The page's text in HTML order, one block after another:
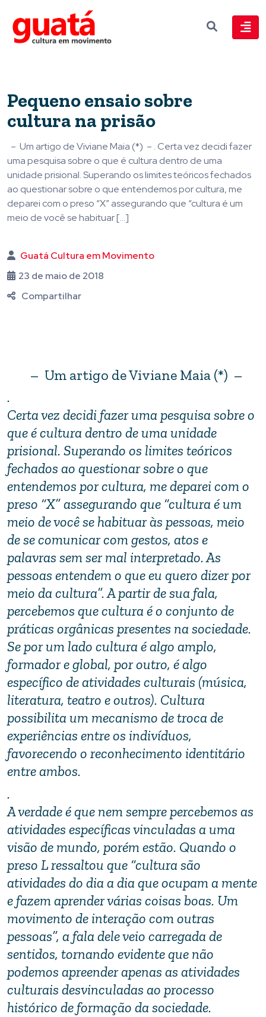
Pequeno ensaio sobre
cultura na prisão
– Um artigo de Viviane Maia (*) – . Certa vez decidi fazer
uma pesquisa sobre o que é cultura dentro de uma
unidade prisional. Superando os limites teóricos fechados
ao questionar sobre o que entendemos por cultura, me
deparei com o preso “X” assegurando que “cultura é um
meio de você se habituar […]
Guatá Cultura em Movimento
23 de maio de 2018
Compartilhar
– Um artigo de Viviane Maia (*) –
.
Certa vez decidi fazer uma pesquisa sobre o
que é cultura dentro de uma unidade
prisional. Superando os limites teóricos
fechados ao questionar sobre o que
entendemos por cultura, me deparei com o
preso “X” assegurando que “cultura é um
meio de você se habituar às pessoas, meio
de se comunicar com gestos, atos e
palavras sem ser mal interpretado. As
pessoas entendem o que eu quero dizer por
meio da cultura”. A partir de sua fala,
percebemos que cultura é o conjunto de
práticas orgânicas presentes na sociedade.
Se por um lado cultura é algo amplo,
formador e global, por outro, é algo
específico de atividades culturais (música,
literatura, teatro e outros). Cultura
possibilita um mecanismo de troca de
experiências entre os indivíduos,
favorecendo o reconhecimento identitário
entre ambos.
.
A verdade é que nem sempre percebemos as
atividades específicas vinculadas a uma
visão de mundo, porém estão. Quando o
preso L ressaltou que “cultura são
atividades do dia a dia que ocupam a mente
e fazem aprender várias coisas boas. Um
movimento de interação com outras
pessoas”, a fala dele veio carregada de
sentidos, tornando evidente que não
podemos apreender apenas as atividades
culturais desvinculadas ao processo
histórico de formação da sociedade.